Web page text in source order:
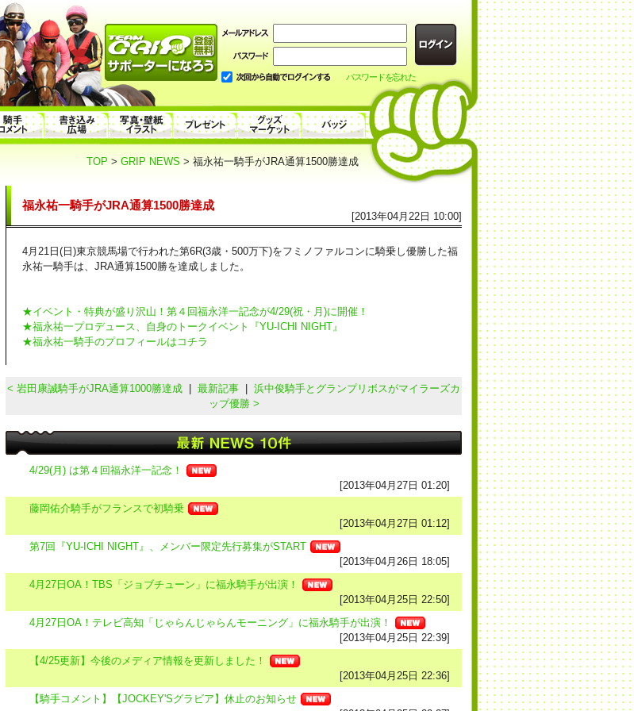
パスワードを忘れた
TOP > GRIP NEWS > 福永祐一騎手がJRA通算1500勝達成
福永祐一騎手がJRA通算1500勝達成
[2013年04月22日 10:00]
4月21日(日)東京競馬場で行われた第6R(3歳・500万下)をフミノファルコンに騎乗し優勝した福
永祐一騎手は、JRA通算1500勝を達成しました。
★イベント・特典が盛り沢山！第４回福永洋一記念が4/29(祝・月)に開催！
★福永祐一プロデュース、自身のトークイベント『YU-ICHI NIGHT』
★福永祐一騎手のプロフィールはコチラ
< 岩田康誠騎手がJRA通算1000勝達成 最新記事
浜中俊騎手とグランプリボスがマイラーズカ
ップ優勝 >
4/29(月) は第４回福永洋一記念！
[2013年04月27日 01:20]
藤岡佑介騎手がフランスで初騎乗
[2013年04月27日 01:12]
第7回『YU-ICHI NIGHT』、メンバー限定先行募集がSTART
[2013年04月26日 18:05]
4月27日OA！TBS「ジョブチューン」に福永騎手が出演！
[2013年04月25日 22:50]
4月27日OA！テレビ高知「じゃらんじゃらんモーニング」に福永騎手が出演！
[2013年04月25日 22:39]
【4/25更新】今後のメディア情報を更新しました！
[2013年04月25日 22:36]
【騎手コメント】【JOCKEY'Sグラビア】休止のお知らせ